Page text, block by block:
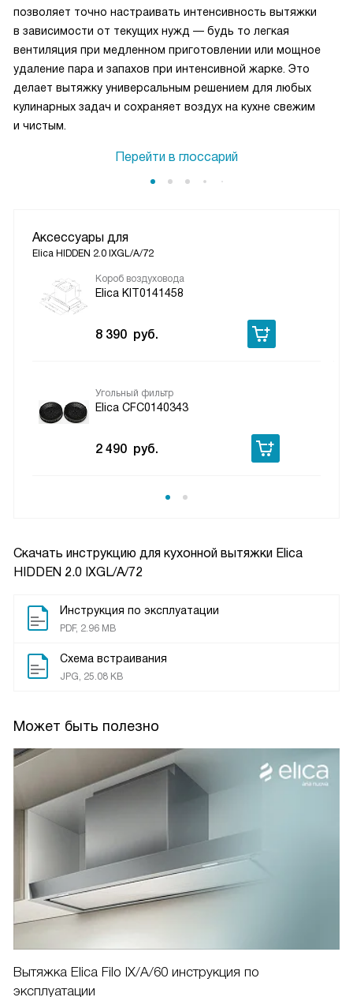
Скачать инструкцию для кухонной вытяжки Elica
HIDDEN 2.0 IXGL/A/72
Инструкция по эксплуатации
PDF, 2.96 MB
Схема встраивания
JPG, 25.08 KB
Может быть полезно
Вытяжка Elica Filo IX/A/60 инструкция по
эксплуатации
позволяет точно настраивать интенсивность вытяжки
в зависимости от текущих нужд — будь то легкая
вентиляция при медленном приготовлении или мощное
удаление пара и запахов при интенсивной жарке. Это
делает вытяжку универсальным решением для любых
кулинарных задач и сохраняет воздух на кухне свежим
и чистым.
Перейти в глоссарий
Аксессуары для
Elica HIDDEN 2.0 IXGL/A/72
Короб воздуховода
Elica KIT0141458
8 390 руб.
Угольный фильтр
Elica CFC0140343
2 490 руб.